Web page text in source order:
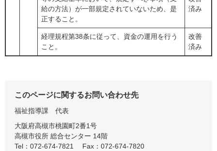
給の方法）が一部規定されていないため、是
正すること。
済み
経理規程第38条に従って、資金の運用を行う
こと。
改善
済み
このページに関するお問い合わせ先
福祉指導課
代表
大阪府高槻市桃園町2番1号
高槻市役所 総合センター 14階
Tel：072-674-7821
Fax：072-674-7820